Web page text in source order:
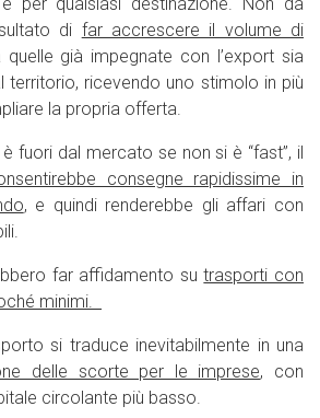
di far accrescere il volume di
quelle già impegnate con l’export sia
territorio, ricevendo uno stimolo in più
la propria offerta.
è fuori dal mercato se non si è “fast”, il
consegne rapidissime in
, e quindi renderebbe gli affari con
far affidamento sutrasporti con
minimi.
si traduce inevitabilmente in una
delle scorte per le imprese, con
circolante più basso.